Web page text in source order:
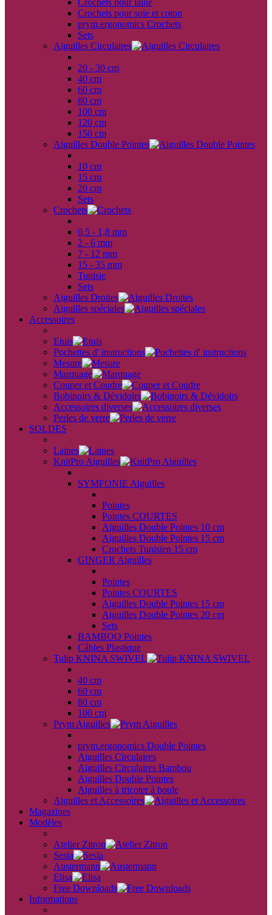
Crochets pour laine
Crochets pour soie et coton
prym.ergonomics Crochets
Sets
Aiguilles Circulaires
20 - 30 cm
40 cm
60 cm
80 cm
100 cm
120 cm
150 cm
Aiguilles Double Pointes
10 cm
15 cm
20 cm
Sets
Crochets
0,5 - 1,8 mm
2 - 6 mm
7 - 12 mm
15 - 35 mm
Tunisie
Sets
Aiguilles Droites
Aiguilles spéciales
Accessoires
Etuis
Pochettes d' instructions
Mesure
Marquage
Couper et Coudre
Bobinoirs & Dévidoirs
Accessoires diverses
Perles de verre
SOLDES
Laines
KnitPro Aiguilles
SYMFONIE Aiguilles
Pointes
Pointes COURTES
Aiguilles Double Pointes 10 cm
Aiguilles Double Pointes 15 cm
Crochets Tunisien 15 cm
GINGER Aiguilles
Pointes
Pointes COURTES
Aiguilles Double Pointes 15 cm
Aiguilles Double Pointes 20 cm
Sets
BAMBOO Pointes
Câbles Plastique
Tulip KNINA SWIVEL
40 cm
60 cm
80 cm
100 cm
Prym Aiguilles
prym.ergonomics Double Pointes
Aiguilles Circulaires
Aiguilles Circulaires Bambou
Aiguilles Double Pointes
Aiguilles à tricoter à boule
Aiguilles et Accessoires
Magazines
Modèles
Atelier Zitron
Sesia
Austermann
Elisa
Free Downloads
Informations